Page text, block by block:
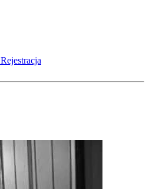
Rejestracja